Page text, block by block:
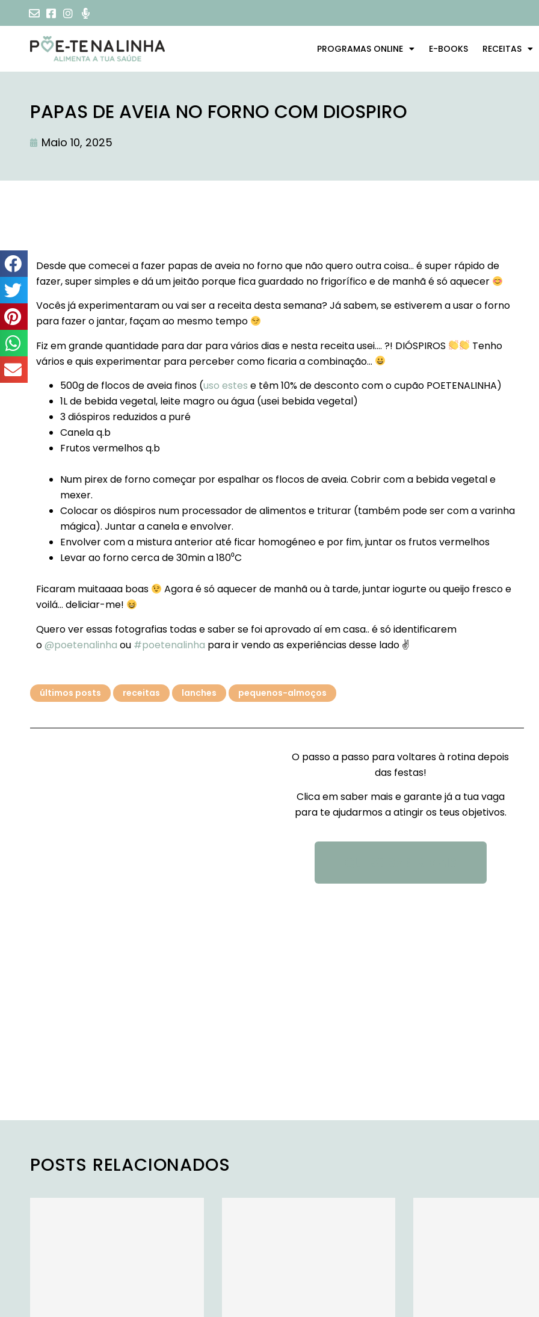
PROGRAMAS ONLINE E-BOOKS RECEITAS
PAPAS DE AVEIA NO FORNO COM DIOSPIRO
Maio 10, 2025
Desde que comecei a fazer papas de aveia no forno que não quero outra coisa… é super rápido de
fazer, super simples e dá um jeitão porque fica guardado no frigorífico e de manhã é só aquecer
Vocês já experimentaram ou vai ser a receita desta semana? Já sabem, se estiverem a usar o forno
para fazer o jantar, façam ao mesmo tempo
Fiz em grande quantidade para dar para vários dias e nesta receita usei…. ?! DIÓSPIROS
Tenho
vários e quis experimentar para perceber como ficaria a combinação…
500g de flocos de aveia finos (uso estes e têm 10% de desconto com o cupão POETENALINHA)
1L de bebida vegetal, leite magro ou água (usei bebida vegetal)
3 dióspiros reduzidos a puré
Canela q.b
Frutos vermelhos q.b
Num pirex de forno começar por espalhar os flocos de aveia. Cobrir com a bebida vegetal e
mexer.
Colocar os dióspiros num processador de alimentos e triturar (também pode ser com a varinha
mágica). Juntar a canela e envolver.
Envolver com a mistura anterior até ficar homogéneo e por fim, juntar os frutos vermelhos
Levar ao forno cerca de 30min a 180⁰C
Ficaram muitaaaa boas
Agora é só aquecer de manhã ou à tarde, juntar iogurte ou queijo fresco e
voilá… deliciar-me!
Quero ver essas fotografias todas e saber se foi aprovado aí em casa.. é só identificarem
o@poetenalinha ou #poetenalinha para ir vendo as experiências desse lado ✌
últimos posts receitas lanches pequenos-almoços
O passo a passo para voltares à rotina depois
das festas!
Clica em saber mais e garante já a tua vaga
para te ajudarmos a atingir os teus objetivos.
POSTS RELACIONADOS